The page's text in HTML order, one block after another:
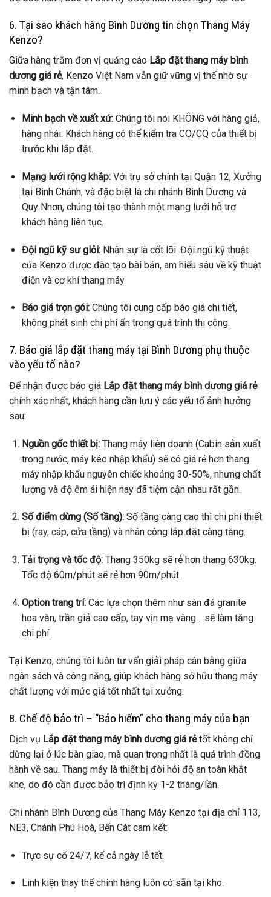
6. Tại sao khách hàng Bình Dương tin chọn Thang Máy
Kenzo?
Giữa hàng trăm đơn vị quảng cáo Lắp đặt thang máy bình
dương giá rẻ, Kenzo Việt Nam vẫn giữ vững vị thế nhờ sự
minh bạch và tận tâm.
Minh bạch về xuất xứ:Chúng tôi nói KHÔNG với hàng giả,
hàng nhái. Khách hàng có thể kiểm tra CO/CQ của thiết bị
trước khi lắp đặt.
Mạng lưới rộng khắp:Với trụ sở chính tại Quận 12, Xưởng
tại Bình Chánh, và đặc biệt là chi nhánh Bình Dương và
Quy Nhơn, chúng tôi tạo thành một mạng lưới hỗ trợ
khách hàng liên tục.
Đội ngũ kỹ sư giỏi:Nhân sự là cốt lõi. Đội ngũ kỹ thuật
của Kenzo được đào tạo bài bản, am hiểu sâu về kỹ thuật
điện và cơ khí thang máy.
Báo giá trọn gói:Chúng tôi cung cấp báo giá chi tiết,
không phát sinh chi phí ẩn trong quá trình thi công.
7. Báo giá lắp đặt thang máy tại Bình Dương phụ thuộc
vào yếu tố nào?
Để nhận được báo giá Lắp đặt thang máy bình dương giá rẻ
chính xác nhất, khách hàng cần lưu ý các yếu tố ảnh hưởng
sau:
Nguồn gốc thiết bị:Thang máy liên doanh (Cabin sản xuất
trong nước, máy kéo nhập khẩu) sẽ có giá rẻ hơn thang
máy nhập khẩu nguyên chiếc khoảng 30-50%, nhưng chất
lượng và độ êm ái hiện nay đã tiệm cận nhau rất gần.
Số điểm dừng (Số tầng):Số tầng càng cao thì chi phí thiết
bị (ray, cáp, cửa tầng) và nhân công lắp đặt càng tăng.
Tải trọng và tốc độ:Thang 350kg sẽ rẻ hơn thang 630kg.
Tốc độ 60m/phút sẽ rẻ hơn 90m/phút.
Option trang trí:Các lựa chọn thêm như sàn đá granite
hoa văn, trần giả cao cấp, tay vịn mạ vàng… sẽ làm tăng
chi phí.
Tại Kenzo, chúng tôi luôn tư vấn giải pháp cân bằng giữa
ngân sách và công năng, giúp khách hàng sở hữu thang máy
chất lượng với mức giá tốt nhất tại xưởng.
8. Chế độ bảo trì – “Bảo hiểm” cho thang máy của bạn
Dịch vụ Lắp đặt thang máy bình dương giá rẻtốt không chỉ
dừng lại ở lúc bàn giao, mà quan trọng nhất là quá trình đồng
hành về sau. Thang máy là thiết bị đòi hỏi độ an toàn khắt
khe, do đó cần được bảo trì định kỳ 1-2 tháng/lần.
Chi nhánh Bình Dương của Thang Máy Kenzo tại địa chỉ 113,
NE3, Chánh Phú Hoà, Bến Cát cam kết:
Trực sự cố 24/7, kể cả ngày lễ tết.
Linh kiện thay thế chính hãng luôn có sẵn tại kho.